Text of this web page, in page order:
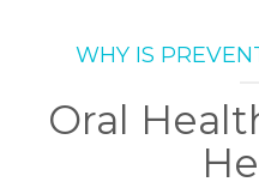
WHY IS
Oral